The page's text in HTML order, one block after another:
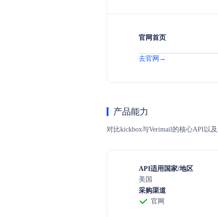
官网首页
去官网→
产品能力
对比kickbox与Verimail的核心API以
API适用国家/地区
美国
采购渠道
官网